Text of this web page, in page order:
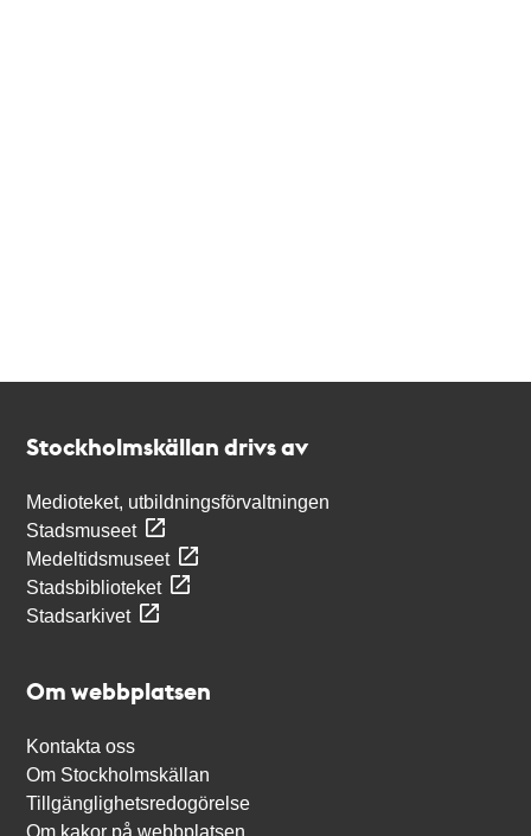
Stockholmskällan drivs av
Medioteket, utbildningsförvaltningen
Stadsmuseet
Medeltidsmuseet
Stadsbiblioteket
Stadsarkivet
Om webbplatsen
Kontakta oss
Om Stockholmskällan
Tillgänglighetsredogörelse
Om kakor på webbplatsen